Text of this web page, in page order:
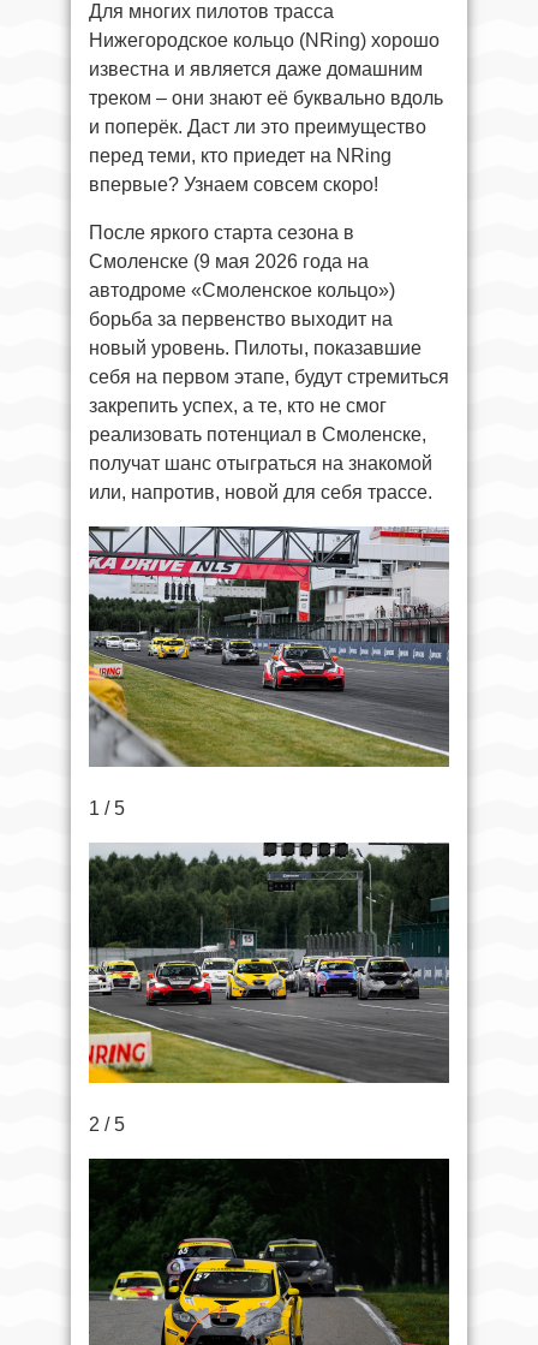
Для многих пилотов трасса
Нижегородское кольцо (NRing) хорошо
известна и является даже домашним
треком – они знают её буквально вдоль
и поперёк. Даст ли это преимущество
перед теми, кто приедет на NRing
впервые? Узнаем совсем скоро!
После яркого старта сезона в
Смоленске (9 мая 2026 года на
автодроме «Смоленское кольцо»)
борьба за первенство выходит на
новый уровень. Пилоты, показавшие
себя на первом этапе, будут стремиться
закрепить успех, а те, кто не смог
реализовать потенциал в Смоленске,
получат шанс отыграться на знакомой
или, напротив, новой для себя трассе.
1 / 5
2 / 5